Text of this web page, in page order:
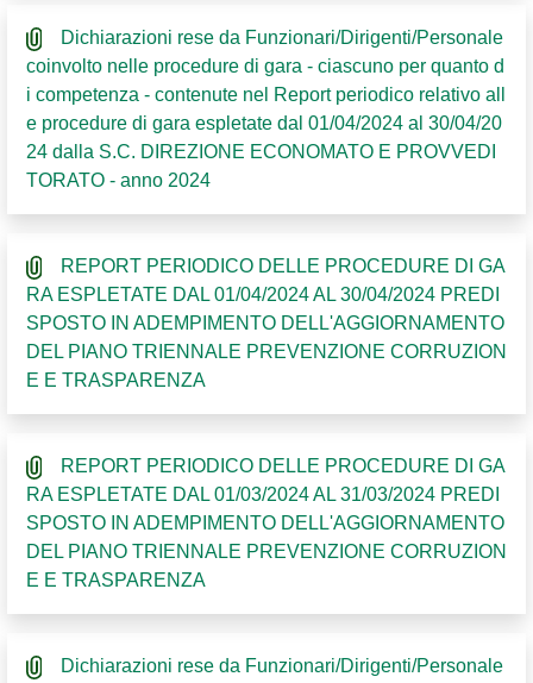
Dichiarazioni rese da Funzionari/Dirigenti/Personale
coinvolto nelle procedure di gara - ciascuno per quanto d
i competenza - contenute nel Report periodico relativo all
e procedure di gara espletate dal 01/04/2024 al 30/04/20
24 dalla S.C. DIREZIONE ECONOMATO E PROVVEDI
TORATO - anno 2024
REPORT PERIODICO DELLE PROCEDURE DI GA
RA ESPLETATE DAL 01/04/2024 AL 30/04/2024 PREDI
SPOSTO IN ADEMPIMENTO DELL'AGGIORNAMENTO
DEL PIANO TRIENNALE PREVENZIONE CORRUZION
E E TRASPARENZA
REPORT PERIODICO DELLE PROCEDURE DI GA
RA ESPLETATE DAL 01/03/2024 AL 31/03/2024 PREDI
SPOSTO IN ADEMPIMENTO DELL'AGGIORNAMENTO
DEL PIANO TRIENNALE PREVENZIONE CORRUZION
E E TRASPARENZA
Dichiarazioni rese da Funzionari/Dirigenti/Personale